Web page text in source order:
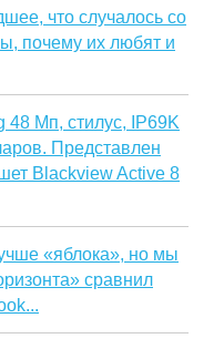
что случалось со
почему их любят и
48 Мп, стилус, IP69K
Представлен
Blackview Active 8
«яблока», но мы
сравнил